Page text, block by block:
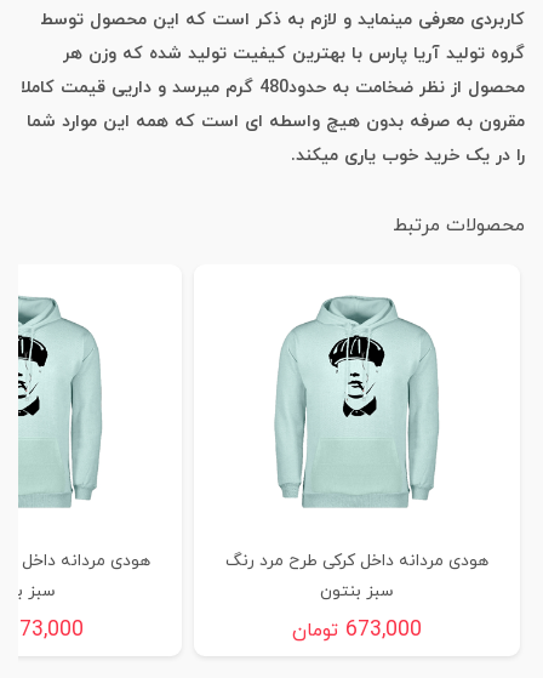
کاربردی معرفی مینماید و لازم به ذکر است که این محصول توسط
گروه تولید آریا پارس با بهترین کیفیت تولید شده که وزن هر
محصول از نظر ضخامت به حدود480 گرم میرسد و داریی قیمت کاملا
مقرون به صرفه بدون هیچ واسطه ای است که همه این موارد شما
را در یک خرید خوب یاری میکند.
محصولات مرتبط
هودی مردانه داخل کرکی طرح مرد رنگ
سبز بنتون
673,000 تومان
هودی مردانه داخل
سبز
673,000